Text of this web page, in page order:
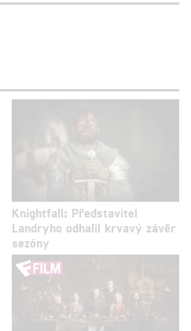
Knightfall: Představitel
Landryho odhalil krvavý závěr
sezóny